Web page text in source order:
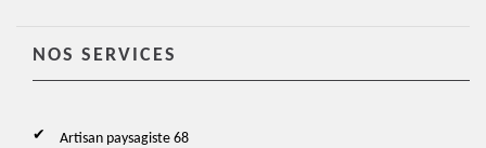
NOS SERVICES
Artisan paysagiste 68